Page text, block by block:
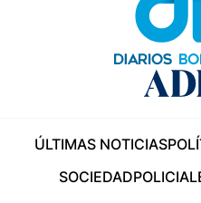
ÚLTIMAS NOTICIAS
SOCIEDAD